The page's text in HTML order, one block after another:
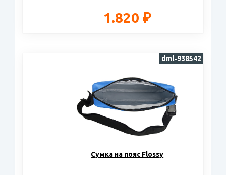
1.820 ₽
Cумка на пояс Flossy
dml-938542